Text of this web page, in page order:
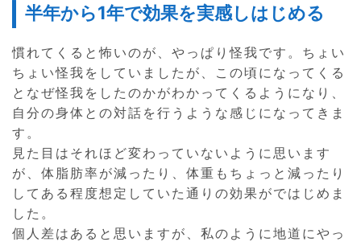
半年から1年で効果を実感しはじめる
慣れてくると怖いのが、やっぱり怪我です。ちょい
ちょい怪我をしていましたが、この頃になってくる
となぜ怪我をしたのかがわかってくるようになり、
自分の身体との対話を行うような感じになってきま
す。
見た目はそれほど変わっていないように思います
が、体脂肪率が減ったり、体重もちょっと減ったり
してある程度想定していた通りの効果がではじめま
した。
個人差はあると思いますが、私のように地道にやっ